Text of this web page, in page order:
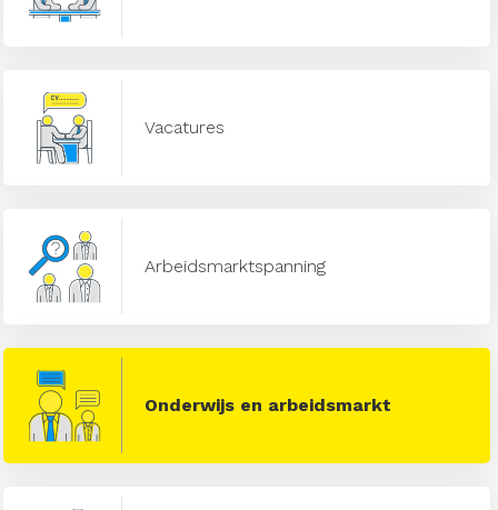
Vacatures
Arbeidsmarktspanning
Onderwijs en arbeidsmarkt